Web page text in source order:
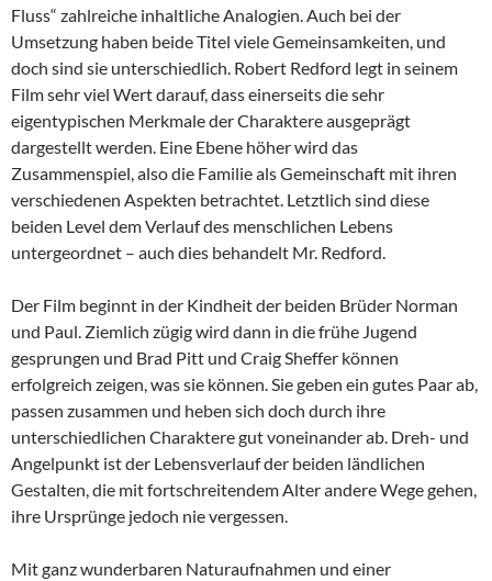
Fluss“ zahlreiche inhaltliche Analogien. Auch bei der
Umsetzung haben beide Titel viele Gemeinsamkeiten, und
doch sind sie unterschiedlich. Robert Redford legt in seinem
Film sehr viel Wert darauf, dass einerseits die sehr
eigentypischen Merkmale der Charaktere ausgeprägt
dargestellt werden. Eine Ebene höher wird das
Zusammenspiel, also die Familie als Gemeinschaft mit ihren
verschiedenen Aspekten betrachtet. Letztlich sind diese
beiden Level dem Verlauf des menschlichen Lebens
untergeordnet – auch dies behandelt Mr. Redford.
Der Film beginnt in der Kindheit der beiden Brüder Norman
und Paul. Ziemlich zügig wird dann in die frühe Jugend
gesprungen und Brad Pitt und Craig Sheffer können
erfolgreich zeigen, was sie können. Sie geben ein gutes Paar ab,
passen zusammen und heben sich doch durch ihre
unterschiedlichen Charaktere gut voneinander ab. Dreh- und
Angelpunkt ist der Lebensverlauf der beiden ländlichen
Gestalten, die mit fortschreitendem Alter andere Wege gehen,
ihre Ursprünge jedoch nie vergessen.
Mit ganz wunderbaren Naturaufnahmen und einer